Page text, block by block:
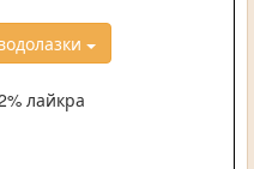
лайкра